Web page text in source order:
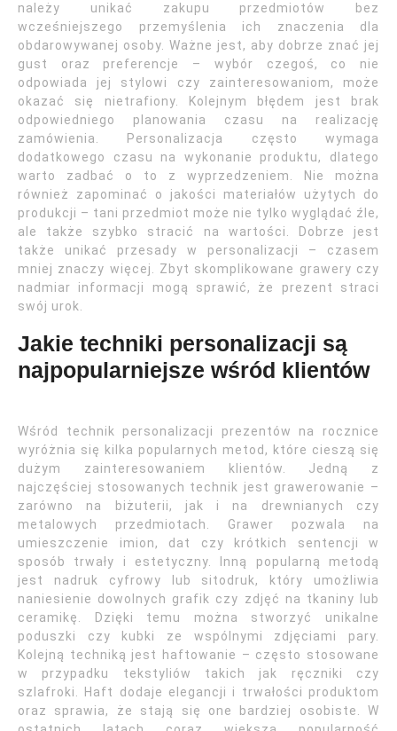
należy unikać zakupu przedmiotów bez
wcześniejszego przemyślenia ich znaczenia dla
obdarowywanej osoby. Ważne jest, aby dobrze znać jej
gust oraz preferencje – wybór czegoś, co nie
odpowiada jej stylowi czy zainteresowaniom, może
okazać się nietrafiony. Kolejnym błędem jest brak
odpowiedniego planowania czasu na realizację
zamówienia. Personalizacja często wymaga
dodatkowego czasu na wykonanie produktu, dlatego
warto zadbać o to z wyprzedzeniem. Nie można
również zapominać o jakości materiałów użytych do
produkcji – tani przedmiot może nie tylko wyglądać źle,
ale także szybko stracić na wartości. Dobrze jest
także unikać przesady w personalizacji – czasem
mniej znaczy więcej. Zbyt skomplikowane grawery czy
nadmiar informacji mogą sprawić, że prezent straci
swój urok.
Jakie techniki personalizacji są
najpopularniejsze wśród klientów
Wśród technik personalizacji prezentów na rocznice
wyróżnia się kilka popularnych metod, które cieszą się
dużym zainteresowaniem klientów. Jedną z
najczęściej stosowanych technik jest grawerowanie –
zarówno na biżuterii, jak i na drewnianych czy
metalowych przedmiotach. Grawer pozwala na
umieszczenie imion, dat czy krótkich sentencji w
sposób trwały i estetyczny. Inną popularną metodą
jest nadruk cyfrowy lub sitodruk, który umożliwia
naniesienie dowolnych grafik czy zdjęć na tkaniny lub
ceramikę. Dzięki temu można stworzyć unikalne
poduszki czy kubki ze wspólnymi zdjęciami pary.
Kolejną techniką jest haftowanie – często stosowane
w przypadku tekstyliów takich jak ręczniki czy
szlafroki. Haft dodaje elegancji i trwałości produktom
oraz sprawia, że stają się one bardziej osobiste. W